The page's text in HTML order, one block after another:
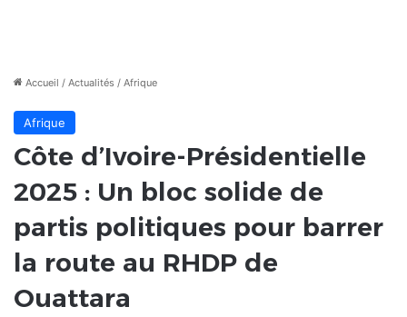
Accueil / Actualités / Afrique
Afrique
Côte d’Ivoire-Présidentielle
2025 : Un bloc solide de
partis politiques pour barrer
la route au RHDP de
Ouattara